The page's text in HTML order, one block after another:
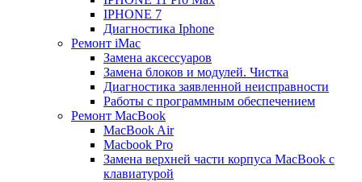
IPHONE 7
Диагностика Iphone
Ремонт iMac
Замена аксессуаров
Замена блоков и модулей. Чистка
Диагностика заявленной неисправности
Работы с программным обеспечением
Ремонт MacBook
MacBook Air
Macbook Pro
Замена верхней части корпуса MacBook с
клавиатурой